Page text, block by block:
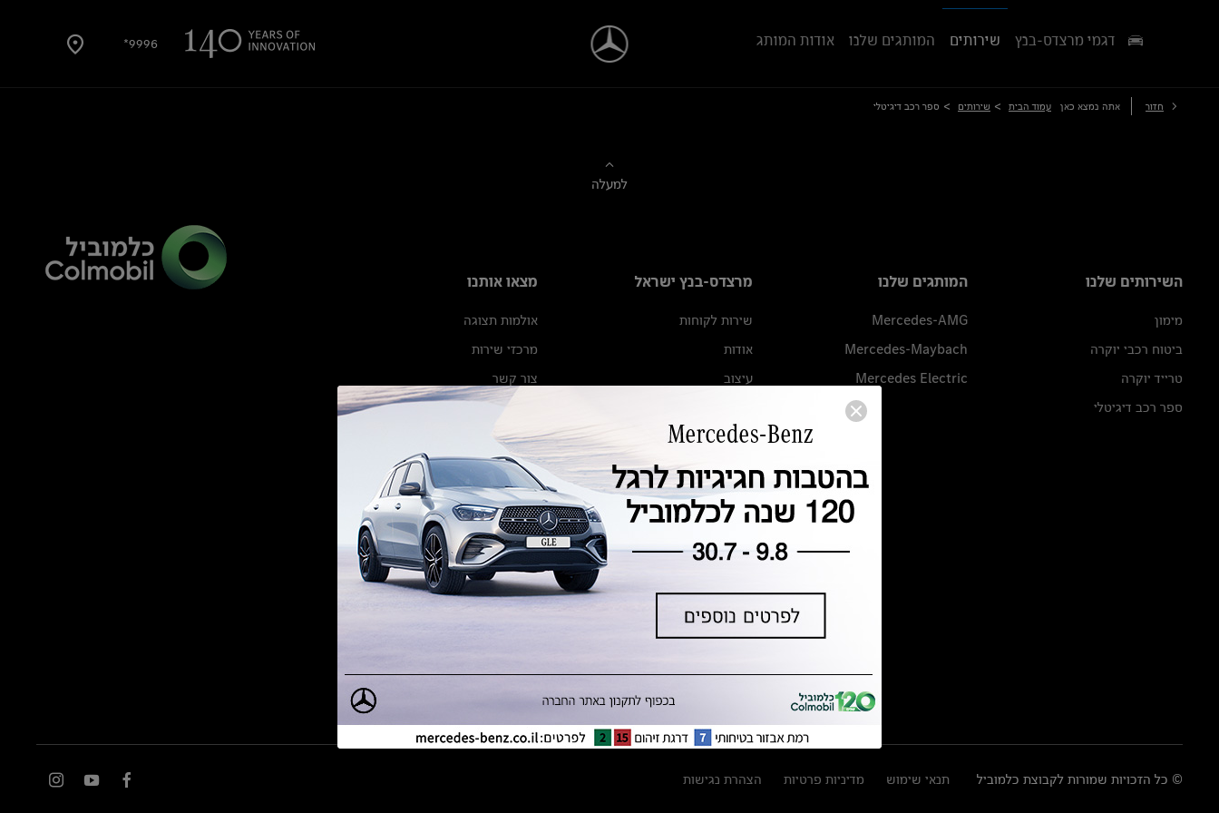
9996* דגמי מרצדס-בנץ שירותים המותגים שלנו אודות המותג
חזור אתה נמצא כאן עמוד הבית > שירותים > ספר רכב דיגיטלי
למעלה
השירותים שלנו
מימון
ביטוח רכבי יוקרה
טרייד יוקרה
ספר רכב דיגיטלי
המותגים שלנו
Mercedes-AMG
Mercedes-Maybach
Mercedes Electric
מרצדס-בנץ ישראל
שירות לקוחות
אודות
עיצוב
מגזין מרצדס-בנץ
ספרי רכב מרצדס-בנץ
נתוני זיהום אוויר וצריכת דלק וחשמל
נתוני תווית צמיגים
מחירון חלפים
הודעה על הטבות לרכבי מרצדס בהסדר
מצאו אותנו
אולמות תצוגה
מרכזי שירות
צור קשר
© כל הזכויות שמורות לקבוצת כלמוביל תנאי שימוש מדיניות פרטיות הצהרת נגישות